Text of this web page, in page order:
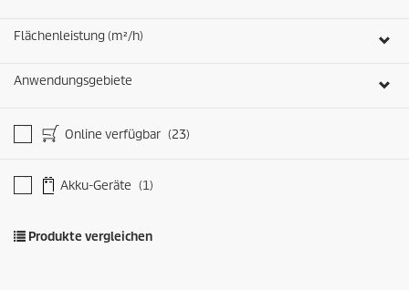
Flächenleistung (m²/h)
Anwendungsgebiete
Online verfügbar (23)
Akku-Geräte (1)
Produkte vergleichen